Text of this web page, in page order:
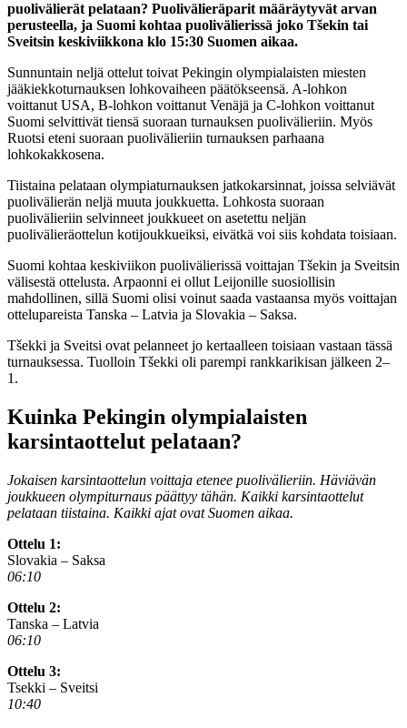
puolivälierät pelataan? Puolivälieräparit määräytyvät arvan
perusteella, ja Suomi kohtaa puolivälierissä joko Tšekin tai
Sveitsin keskiviikkona klo 15:30 Suomen aikaa.
Sunnuntain neljä ottelut toivat Pekingin olympialaisten miesten
jääkiekkoturnauksen lohkovaiheen päätökseensä. A-lohkon
voittanut USA, B-lohkon voittanut Venäjä ja C-lohkon voittanut
Suomi selvittivät tiensä suoraan turnauksen puolivälieriin. Myös
Ruotsi eteni suoraan puolivälieriin turnauksen parhaana
lohkokakkosena.
Tiistaina pelataan olympiaturnauksen jatkokarsinnat, joissa selviävät
puolivälierän neljä muuta joukkuetta. Lohkosta suoraan
puolivälieriin selvinneet joukkueet on asetettu neljän
puolivälieräottelun kotijoukkueiksi, eivätkä voi siis kohdata toisiaan.
Suomi kohtaa keskiviikon puolivälierissä voittajan Tšekin ja Sveitsin
välisestä ottelusta. Arpaonni ei ollut Leijonille suosiollisin
mahdollinen, sillä Suomi olisi voinut saada vastaansa myös voittajan
ottelupareista Tanska – Latvia ja Slovakia – Saksa.
Tšekki ja Sveitsi ovat pelanneet jo kertaalleen toisiaan vastaan tässä
turnauksessa. Tuolloin Tšekki oli parempi rankkarikisan jälkeen 2–
1.
Kuinka Pekingin olympialaisten
karsintaottelut pelataan?
Jokaisen karsintaottelun voittaja etenee puolivälieriin. Häviävän
joukkueen olympiturnaus päättyy tähän. Kaikki karsintaottelut
pelataan tiistaina. Kaikki ajat ovat Suomen aikaa.
Ottelu 1:
Slovakia – Saksa
06:10
Ottelu 2:
Tanska – Latvia
06:10
Ottelu 3:
Tsekki – Sveitsi
10:40